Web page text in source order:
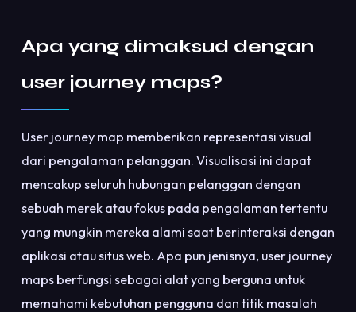
Apa yang dimaksud dengan
user journey maps?
User journey map memberikan representasi visual
dari pengalaman pelanggan. Visualisasi ini dapat
mencakup seluruh hubungan pelanggan dengan
sebuah merek atau fokus pada pengalaman tertentu
yang mungkin mereka alami saat berinteraksi dengan
aplikasi atau situs web. Apa pun jenisnya, user journey
maps berfungsi sebagai alat yang berguna untuk
memahami kebutuhan pengguna dan titik masalah